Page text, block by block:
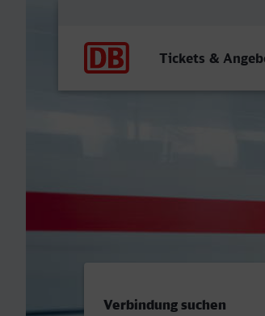
Tickets &
Verbindung suchen